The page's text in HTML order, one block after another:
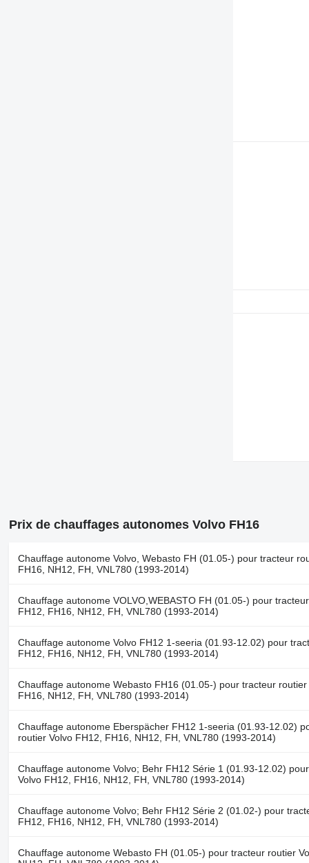
Prix de chauffages autonomes Volvo FH16
Chauffage autonome Volvo, Webasto FH (01.05-) pour tracteur
FH16, NH12, FH, VNL780 (1993-2014)
Chauffage autonome VOLVO,WEBASTO FH (01.05-) pour
FH12, FH16, NH12, FH, VNL780 (1993-2014)
Chauffage autonome Volvo FH12 1-seeria (01.93-12.02) pour
FH12, FH16, NH12, FH, VNL780 (1993-2014)
Chauffage autonome Webasto FH16 (01.05-) pour tracteur routier
FH16, NH12, FH, VNL780 (1993-2014)
Chauffage autonome Eberspächer FH12 1-seeria (01.93-12.02)
routier Volvo FH12, FH16, NH12, FH, VNL780 (1993-2014)
Chauffage autonome Volvo; Behr FH12 Série 1 (01.93-12.02)
Volvo FH12, FH16, NH12, FH, VNL780 (1993-2014)
Chauffage autonome Volvo; Behr FH12 Série 2 (01.02-) pour
FH12, FH16, NH12, FH, VNL780 (1993-2014)
Chauffage autonome Webasto FH (01.05-) pour tracteur routier